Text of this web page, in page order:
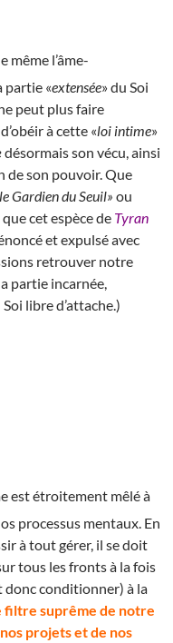
même l’âme-
partie «extensée» du Soi
peut plus faire
à cette «loi intime»
désormais son vécu, ainsi
de son pouvoir. Que
Gardien du Seuil» ou
cet espèce de Tyran
et expulsé avec
retrouver notre
partie incarnée,
libre d’attache.)
est étroitement mêlé à
processus mentaux. En
à tout gérer, il se doit
tous les fronts à la fois
conditionner) à la
filtre suprême de notre
projets et de nos